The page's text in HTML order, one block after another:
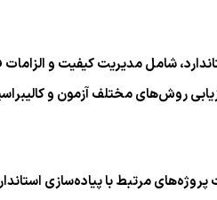
روش‌های مختلف آزمون و
مرتبط با پیاده‌سازی